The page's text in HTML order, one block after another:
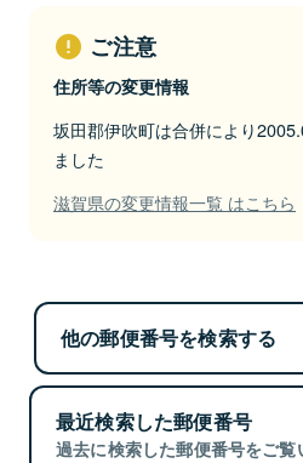
ご注意
住所等の変更情報
坂田郡伊吹町は合併により
ました
滋賀県の変更情報一覧 はこちら
他の郵便番号を検索する
最近検索した郵便番号
過去に検索した郵便番号をご覧